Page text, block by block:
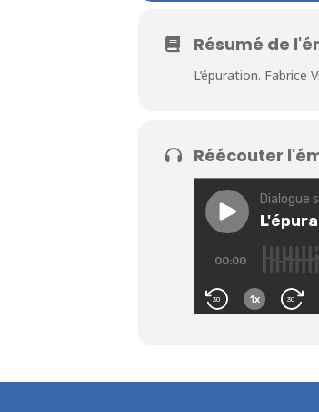
Résumé de
L’épuration. Fabrice
Réécouter